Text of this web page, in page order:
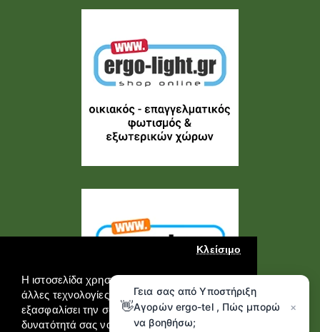
Η ιστοσελίδα χρησιμοποιεί cookies και
άλλες τεχνολογίες καταγραφής για να
εξασφαλίσει την σωστή λειτουργία της, την
δυνατότητά σας να επικοινωνήσετε μαζί
Κλείσιμο
👋
Γεια σας από Υποστήριξη
Αγορών ergo-tel , Πώς μπορώ
να βοηθήσω;
×